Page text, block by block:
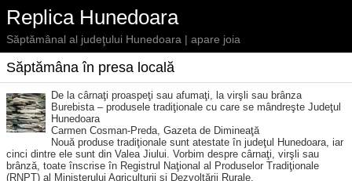
Replica Hunedoara
Săptămânal al judeţului Hunedoara | apare joia
Săptămâna în presa locală
De la cârnaţi proaspeţi sau afumaţi, la virşli sau brânza
Burebista – produsele tradiţionale cu care se mândreşte Judeţul
Hunedoara
Carmen Cosman-Preda, Gazeta de Dimineaţă
Nouă produse tradiţionale sunt atestate în judeţul Hunedoara, iar
cinci dintre ele sunt din Valea Jiului. Vorbim despre cârnaţi, virşli sau
brânză, toate înscrise în Registrul Naţional al Produselor Tradiţionale
(RNPT) al Ministerului Agriculturii şi Dezvoltării Rurale.